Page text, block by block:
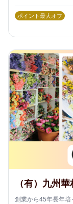
ポイント最大オフ
（有）九州華
創業から45年長年培